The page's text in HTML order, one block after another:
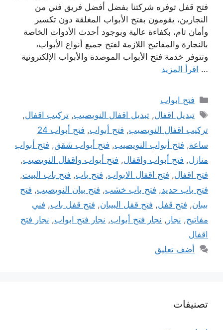
فتح قفل توفره شركتنا بفضل أفضل فريق فني من
النجارين، يقومون بفتح الأبواب المغلقة دون تكسير
وأمان تام، بكفاءة عالية وبوجود أحدث الأدوات الخاصة
بالنجارة والمفاتيح اللازمة لفتح جميع أنواع الأبواب،
وتتوفر خدمة فتح الأبواب الموصدة والأبواب الإلكترونية
… اقرأ المزيد
التصنيفات
فتح ابواب
الوسوم
تبديل اقفال,تبديل اقفال النويصيب,تركيب اقفال,
تركيب اقفال النويصيب, فتح أبواب,
فتح أبواب 24
ساعة, فتح أبواب النويصيب, فتح أبواب شقق, فتح أبواب
منازل, فتح أبواب واقفال, فتح أبواب واقفال النويصيب,
فتح اقفال, فتح اقفال الابواب, فتح باب, فتح باب البيت,
فتح باب حديد, فتح باب خشب, فتح بيان النويصيب, فتح
بيبان, فتح قفل, فتح قفل البيبان, فتح قفل باب, فني
مفاتيح, نجار , نجار فتح أبواب, نجار فتح ابواب, نجار فتح
اقفال
أضف تعليق
تصنيفات